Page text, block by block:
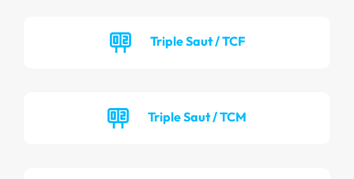
Triple Saut / TCF
Triple Saut / TCM